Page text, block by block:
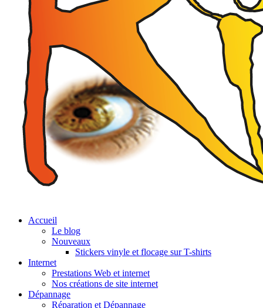
Accueil
Le blog
Nouveaux
Stickers vinyle et flocage sur T-shirts
Internet
Prestations Web et internet
Nos créations de site internet
Dépannage
Réparation et Dépannage